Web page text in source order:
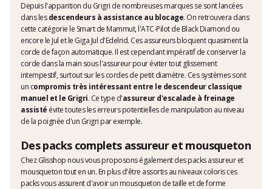
Depuis l'apparition du Grigri de nombreuses marques se sont lancées
dans lesdescendeurs à assistance au blocage. On retrouvera dans
cette catégorie le Smart de Mammut, l'ATC-Pilot de Black Diamond ou
encore le Jul et le Giga Jul d'Edelrid. Ces assureurs bloquent quasiment la
corde de façon automatique. Il est cependant impératif de conserver la
corde dans la main sous l'assureur pour éviter tout glissement
intempestif, surtout sur les cordes de petit diamètre. Ces systèmes sont
un compromis très intéressant entre le descendeur classique
manuel et le Grigri. Ce type d'assureur d'escalade à freinage
assisté évite toutes les erreurs potentielles de manipulation au niveau
de la poignée d'un Grigri par exemple.
Des packs complets assureur et mousqueton
Chez Glisshop nous vous proposons également des packs assureur et
mousqueton tout en un. En plus d'être assortis au niveaux coloris ces
packs vous assurent d'avoir un mousqueton de taille et de forme